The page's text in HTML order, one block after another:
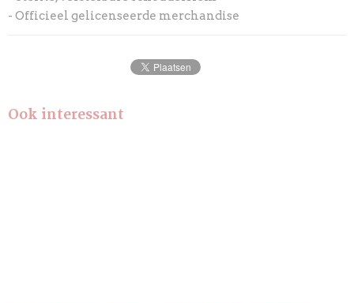
- Officieel gelicenseerde merchandise
Ook interessant